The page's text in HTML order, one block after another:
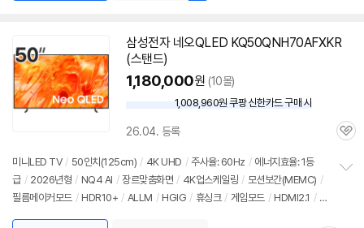
삼성전자 네오QLED KQ50QNH70AFXKR
(스탠드)
1,180,000원 (10몰)
할
가
1,008,960원 쿠팡 신한카드 구매 시
26.04. 등록
관
미니LED TV / 50인치 (125cm) / 4K UHD / 주사율: 60Hz / 에너지효율: 1등
급 / 2026년형 / NQ4 AI / 장르맞춤화면 / 4K업스케일링 / 모션보간(MEMC) /
필름메이커모드 / HDR10+ / ALLM / HGIG / 휴싱크 / 게임모드 / HDMI2.1 / D